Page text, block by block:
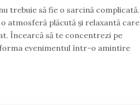
trebuie să fie o sarcină complicată.
atmosferă plăcută și relaxantă care
Încearcă să te concentrezi pe
evenimentul într-o amintire